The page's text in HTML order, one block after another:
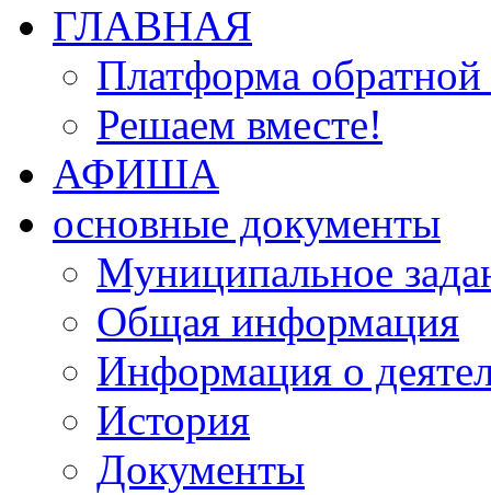
ГЛАВНАЯ
Платформа обратной
Решаем вместе!
АФИША
основные документы
Муниципальное
Общая информация
Информация о
История
Документы